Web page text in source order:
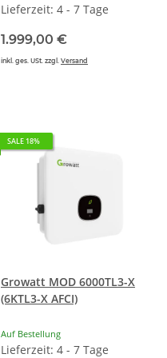
Lieferzeit: 4 - 7 Tage
1.999,00 €
inkl. ges. USt. zzgl. Versand
SALE 18%
Growatt MOD 6000TL3-X
(6KTL3-X AFCI)
Auf Bestellung
Lieferzeit: 4 - 7 Tage